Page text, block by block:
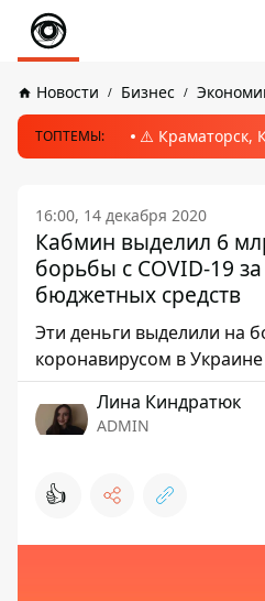
Новости Бизнес
ТОПТЕМЫ: ⚠️ Краматорск,
16:00, 14 декабря 2020
Кабмин выделил 6
борьбы с COVID-19
бюджетных средств
Эти деньги выделили на
коронавирусом в Украине
Лина Киндратюк
ADMIN
👍